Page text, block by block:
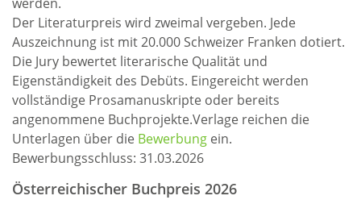
Der Literaturpreis wird zweimal vergeben. Jede
Auszeichnung ist mit 20.000 Schweizer Franken dotiert.
Die Jury bewertet literarische Qualität und
Eigenständigkeit des Debüts. Eingereicht werden
vollständige Prosamanuskripte oder bereits
angenommene Buchprojekte.Verlage reichen die
Unterlagen über die Bewerbung ein.
Bewerbungsschluss: 31.03.2026
Österreichischer Buchpreis 2026